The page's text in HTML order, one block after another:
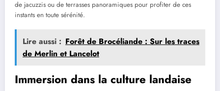
de jacuzzis ou de terrasses panoramiques pour profiter de ces
instants en toute sérénité.
Lire aussi : Forêt de Brocéliande : Sur les traces
de Merlin et Lancelot
Immersion dans la culture landaise